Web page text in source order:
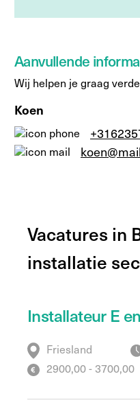
Aanvullende
Wij helpen je graag
Koen
Vacatures in
installatie
Installateur E
Friesland
2900,00 - 3700,00